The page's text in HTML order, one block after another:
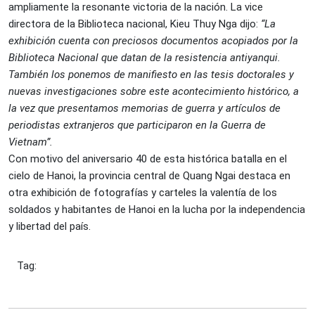
ampliamente la resonante victoria de la nación. La vice
directora de la Biblioteca nacional, Kieu Thuy Nga dijo: “La
exhibición cuenta con preciosos documentos acopiados por la
Biblioteca Nacional que datan de la resistencia antiyanqui.
También los ponemos de manifiesto en las tesis doctorales y
nuevas investigaciones sobre este acontecimiento histórico, a
la vez que presentamos memorias de guerra y artículos de
periodistas extranjeros que participaron en la Guerra de
Vietnam”.
Con motivo del aniversario 40 de esta histórica batalla en el
cielo de Hanoi, la provincia central de Quang Ngai destaca en
otra exhibición de fotografías y carteles la valentía de los
soldados y habitantes de Hanoi en la lucha por la independencia
y libertad del país.
Tag: